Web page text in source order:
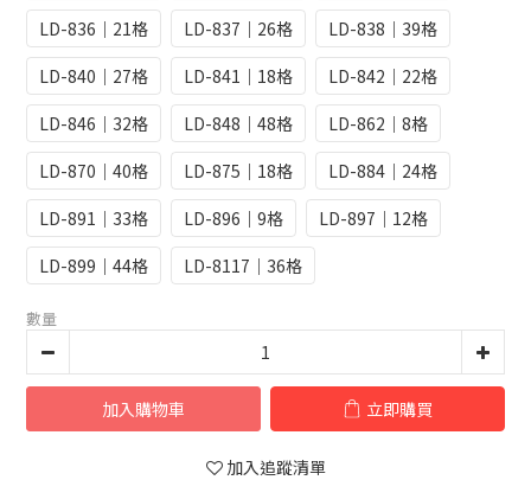
LD-836｜21格
LD-837｜26格
LD-838｜39格
LD-840｜27格
LD-841｜18格
LD-842｜22格
LD-846｜32格
LD-848｜48格
LD-862｜8格
LD-870｜40格
LD-875｜18格
LD-884｜24格
LD-891｜33格
LD-896｜9格
LD-897｜12格
LD-899｜44格
LD-8117｜36格
數量
加入購物車 立即購買
加入追蹤清單